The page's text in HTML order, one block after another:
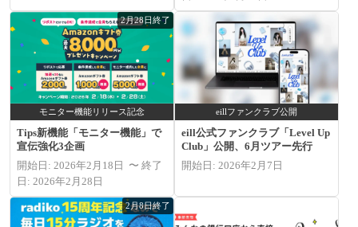
2月28日終了
モニター機能リリース記念
Tips新機能「モニター機能」で
宣伝強化3企画
開始日: 2026年2月18日 〜 終了
日: 2026年2月28日
eillファンクラブ公開
eill公式ファンクラブ「Level Up
Club」公開、6月ツアー先行
開始日: 2026年2月7日
2月8日終了